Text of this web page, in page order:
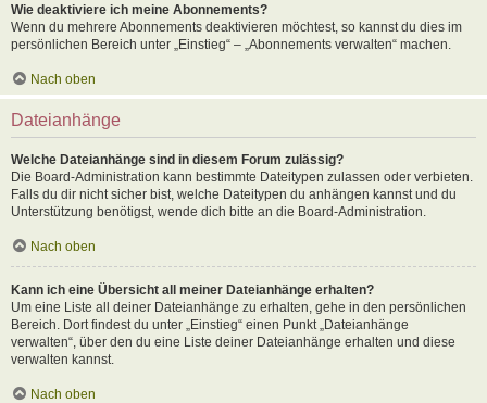
Wie deaktiviere ich meine Abonnements?
Wenn du mehrere Abonnements deaktivieren möchtest, so kannst du dies im
persönlichen Bereich unter „Einstieg“ – „Abonnements verwalten“ machen.
Nach oben
Dateianhänge
Welche Dateianhänge sind in diesem Forum zulässig?
Die Board-Administration kann bestimmte Dateitypen zulassen oder verbieten.
Falls du dir nicht sicher bist, welche Dateitypen du anhängen kannst und du
Unterstützung benötigst, wende dich bitte an die Board-Administration.
Nach oben
Kann ich eine Übersicht all meiner Dateianhänge erhalten?
Um eine Liste all deiner Dateianhänge zu erhalten, gehe in den persönlichen
Bereich. Dort findest du unter „Einstieg“ einen Punkt „Dateianhänge
verwalten“, über den du eine Liste deiner Dateianhänge erhalten und diese
verwalten kannst.
Nach oben